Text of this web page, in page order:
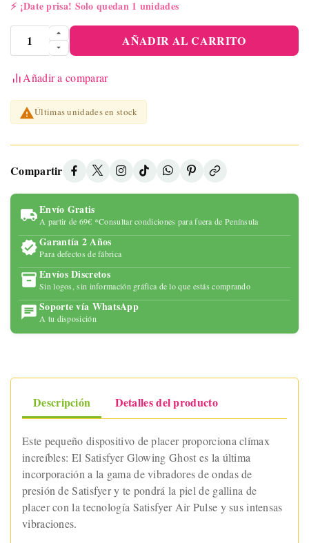
⚡ ¡Date prisa! Solo quedan 1 unidades
AÑADIR AL CARRITO
Añadir a comparar
Últimas unidades en stock
Compartir
Envío Gratis
A partir de 69€ *Consultar condiciones para fuera de Península
Garantía 2 Años
Para defectos de fábrica
Envíos Discretos
Sin logos, sin información gráfica de lo que estás comprando
Soporte vía WhatsApp
A tu disposición
Descripción Detalles del producto
Este pequeño dispositivo de placer proporciona clímax
increíbles: El Satisfyer Glowing Ghost es la última
incorporación a la gama de vibradores de ondas de
presión de Satisfyer y te pondrá la piel de gallina de
placer con la tecnología Satisfyer Air Pulse y sus intensas
vibraciones.